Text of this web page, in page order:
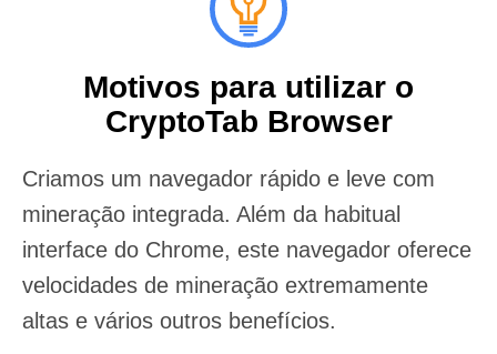
Motivos para utilizar o
CryptoTab Browser
Criamos um navegador rápido e leve com
mineração integrada. Além da habitual
interface do Chrome, este navegador oferece
velocidades de mineração extremamente
altas e vários outros benefícios.